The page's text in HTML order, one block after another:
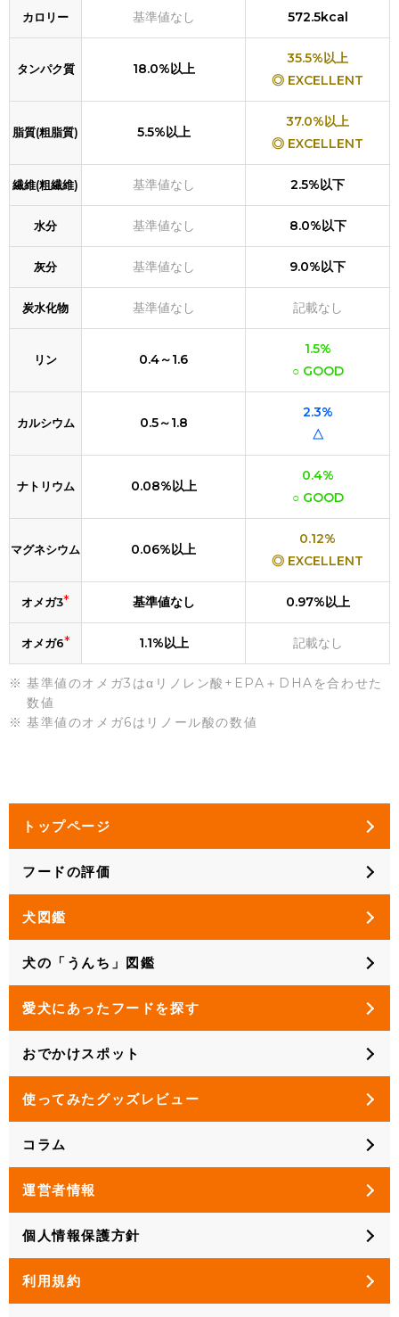
カロリー 基準値なし 572.5kcal
タンパク質 18.0%以上
35.5%以上
◎ EXCELLENT
脂質(粗脂質) 5.5%以上
37.0%以上
◎ EXCELLENT
繊維(粗繊維) 基準値なし 2.5%以下
水分 基準値なし 8.0%以下
灰分 基準値なし 9.0%以下
炭水化物 基準値なし 記載なし
リン 0.4～1.6
1.5%
○ GOOD
カルシウム 0.5～1.8
2.3%
△
ナトリウム 0.08%以上
0.4%
○ GOOD
マグネシウム 0.06%以上
0.12%
◎ EXCELLENT
オメガ3* 基準値なし 0.97%以上
オメガ6* 1.1%以上 記載なし
基準値のオメガ3はαリノレン酸+EPA＋DHAを合わせた
数値
基準値のオメガ6はリノール酸の数値
トップページ
フードの評価
犬図鑑
犬の「うんち」図鑑
愛犬にあったフードを探す
おでかけスポット
使ってみたグッズレビュー
コラム
運営者情報
個人情報保護方針
利用規約